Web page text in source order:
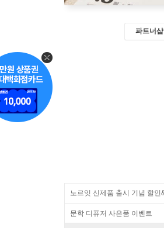
파트너샵
문학 디퓨저 사은품 이벤트